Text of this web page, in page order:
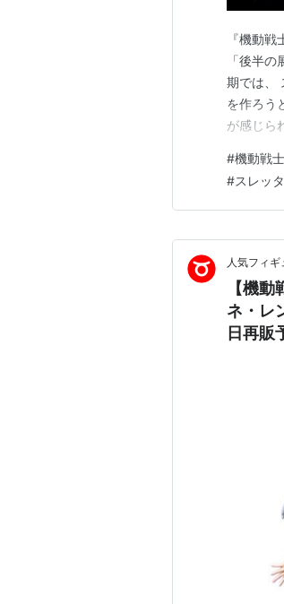
『機動
「後半
期では、
を作ろう
が感じら
ット・ゼ
広がりま
#機動戦
#スレッ
人気フィ
【機
ネ・レ
日再販